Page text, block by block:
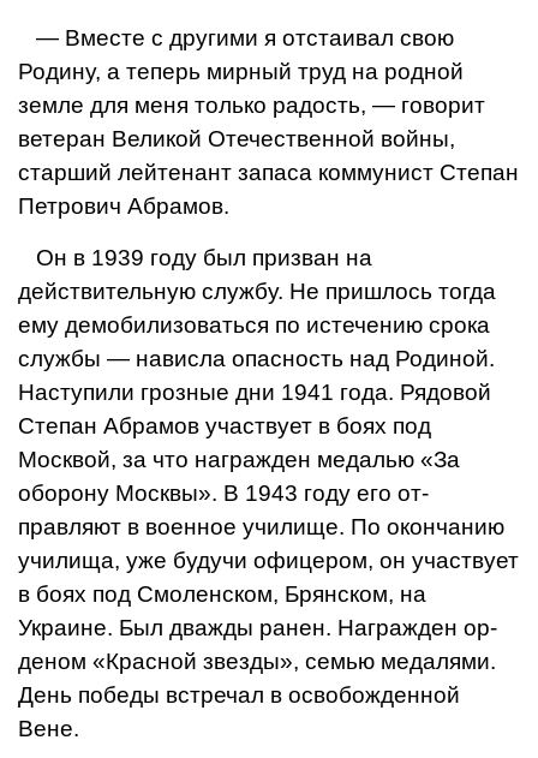
— Вместе с другими я отста­ивал свою
Родину, а теперь мирный труд на родной
земле для меня только радость, — го­ворит
ветеран Великой Отечественной войны,
старший лейте­нант запаса коммунист Степан
Петрович Абрамов.
Он в 1939 году был призван на
действительную службу. Не пришлось тогда
ему демобили­зоваться по истечению срока
службы — нависла опасность над Родиной.
Наступили гроз­ные дни 1941 года. Рядовой
Степан Абрамов участвует в боях под
Москвой, за что на­гражден медалью «За
оборону Москвы». В 1943 году его от­
правляют в военное училище. По окончанию
училища, уже будучи офицером, он участву­ет
в боях под Смоленском, Брянском, на
Украине. Был дважды ранен. Награжден ор­
деном «Красной звезды», семью медалями.
День победы встре­чал в освобожденной
Вене.